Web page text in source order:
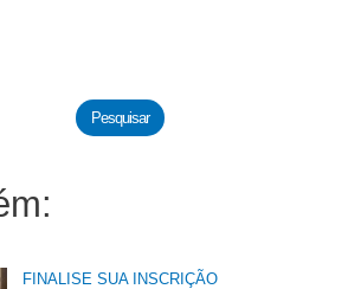
Pesquisar
FINALISE SUA INSCRIÇÃO